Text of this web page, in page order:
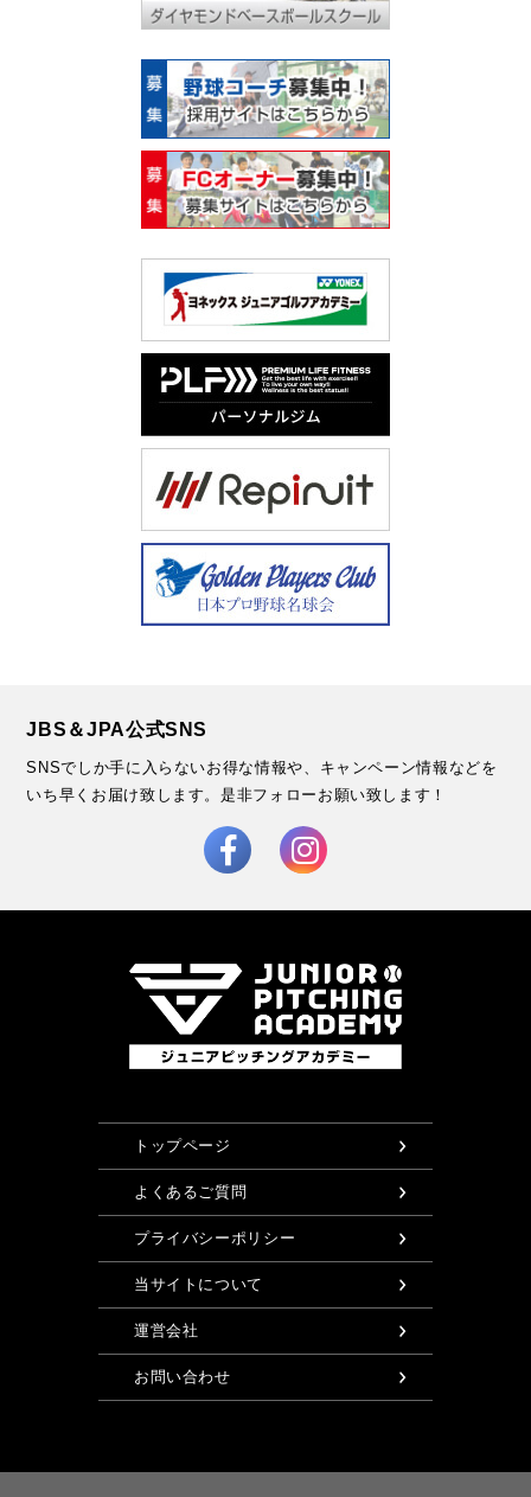
JBS＆JPA公式SNS
SNSでしか手に入らないお得な情報や、キャンペーン情報などを
いち早くお届け致します。是非フォローお願い致します！
トップページ
よくあるご質問
プライバシーポリシー
当サイトについて
運営会社
お問い合わせ